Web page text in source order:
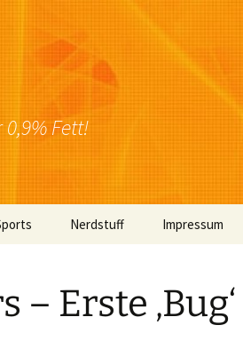
Fett!
Nerdstuff Impressum
Erste ‚Bug‘